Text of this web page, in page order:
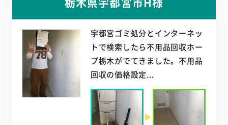
宇都宮ゴミ処分とインターネッ
トで検索したら不用品回収ホー
プ栃木がでてきました。不用品
回収の価格設定...